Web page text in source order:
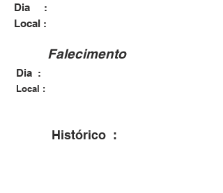
Dia :
Local :
Histórico :
Dia :
Falecimento
Local :